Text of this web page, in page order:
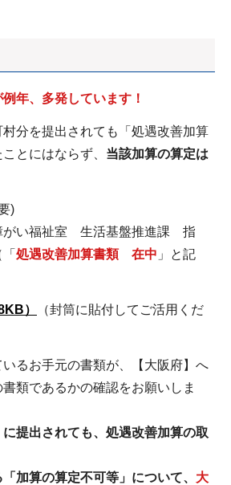
年、多発しています！
村分を提出されても「処遇改善加算
とにはならず、 当該加算の算定は
)
い福祉室 生活基盤推進課 指
処遇改善加算書類 在中 」と記
）
（封筒に貼付してご活用くだ
るお手元の書類が、【大阪府】へ
類であるかの確認をお願いしま
提出されても、処遇改善加算の取
加算の算定不可等」について、 大